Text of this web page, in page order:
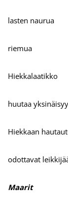
lasten naurua
riemua
Hiekkalaatikko
huutaa
Hiekkaan
odottavat
Maarit